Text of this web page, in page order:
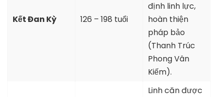
Kết Đan Kỳ 126 – 198 tuổi
định linh lực,
hoàn thiện
pháp bảo
(Thanh Trúc
Phong Vân
Kiếm).
Linh căn được